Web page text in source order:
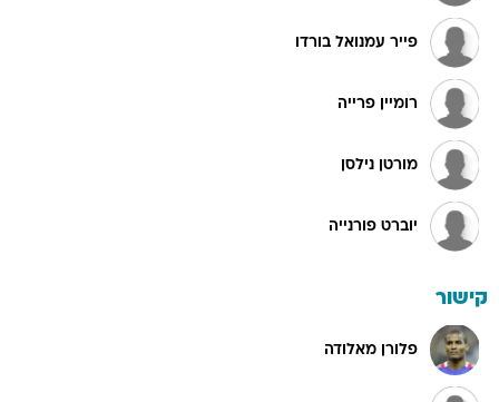
פייר עמנואל בורדו
רומיין פרייה
מורטן נילסן
יוברט פורנייה
קישור
פלורן מאלודה